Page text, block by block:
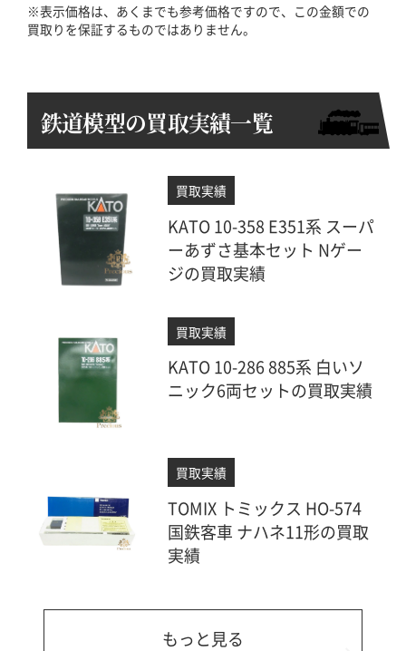
※表示価格は、あくまでも参考価格ですので、この金額での
買取りを保証するものではありません。
鉄道模型の買取実績一覧
KATO 10-358 E351系 スーパ
ーあずさ基本セット Nゲー
ジの買取実績
買取実績
KATO 10-286 885系 白いソ
ニック6両セットの買取実績
買取実績
TOMIX トミックス HO-574
国鉄客車 ナハネ11形の買取
実績
買取実績
もっと見る